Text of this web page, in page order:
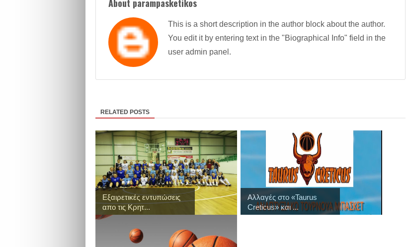
About parampasketikos
This is a short description in the author block about the author.
You edit it by entering text in the "Biographical Info" field in the
user admin panel.
RELATED POSTS
Εξαιρετικές εντυπώσεις
απο τις Κρητ...
Αλλαγές στο «Taurus
Creticus» και ...